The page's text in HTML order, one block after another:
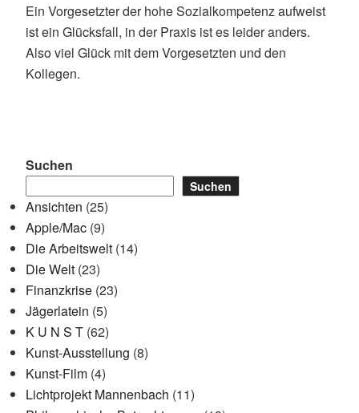
Ein Vorgesetzter der hohe Sozialkompetenz aufweist
ist ein Glücksfall, in der Praxis ist es leider anders.
Also viel Glück mit dem Vorgesetzten und den
Kollegen.
Suchen
Suchen
Ansichten (25)
Apple/Mac (9)
Die Arbeitswelt (14)
Die Welt (23)
Finanzkrise (23)
Jägerlatein (5)
K U N S T (62)
Kunst-Ausstellung (8)
Kunst-Film (4)
Lichtprojekt Mannenbach (11)